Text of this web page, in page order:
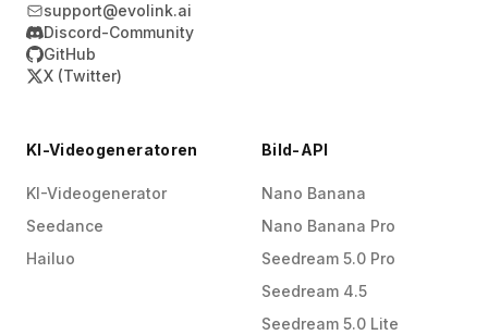
support@evolink.ai
Discord-Community
GitHub
X (Twitter)
KI-Videogeneratoren
KI-Videogenerator
Seedance
Hailuo
Bild-API
Nano Banana
Nano Banana Pro
Seedream 5.0 Pro
Seedream 4.5
Seedream 5.0 Lite